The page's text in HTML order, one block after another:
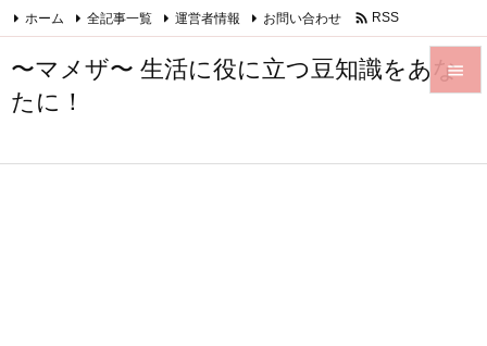
〜マメザ〜 生活に役に立つ豆知識をあな
たに！


ホーム 全記事一覧 運営者情報 お問い合わせ  RSS